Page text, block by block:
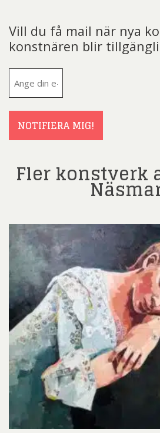
Vill du få mail när nya
konstnären blir
NOTIFIERA MIG!
Fler konstverk